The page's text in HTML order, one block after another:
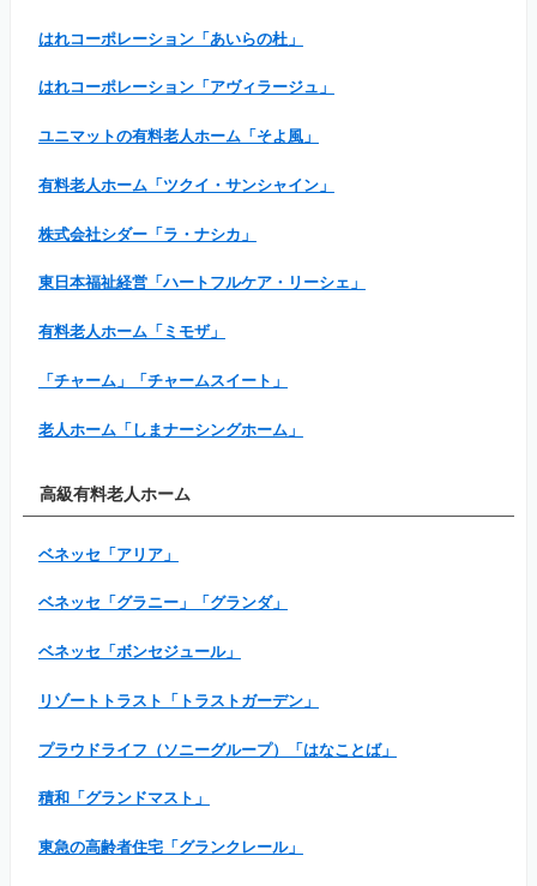
はれコーポレーション「あいらの杜」
はれコーポレーション「アヴィラージュ」
ユニマットの有料老人ホーム「そよ風」
有料老人ホーム「ツクイ・サンシャイン」
株式会社シダー「ラ・ナシカ」
東日本福祉経営「ハートフルケア・リーシェ」
有料老人ホーム「ミモザ」
「チャーム」「チャームスイート」
老人ホーム「しまナーシングホーム」
高級有料老人ホーム
ベネッセ「アリア」
ベネッセ「グラニー」「グランダ」
ベネッセ「ボンセジュール」
リゾートトラスト「トラストガーデン」
プラウドライフ（ソニーグループ）「はなことば」
積和「グランドマスト」
東急の高齢者住宅「グランクレール」